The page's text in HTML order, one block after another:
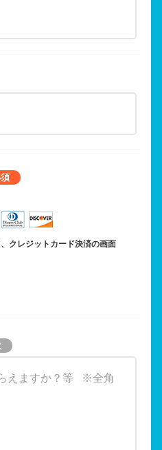
クレジットカード決済の画面